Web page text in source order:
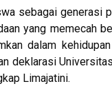
sebagai generasi
yang memecah
dalam
deklarasi
Limajatini.